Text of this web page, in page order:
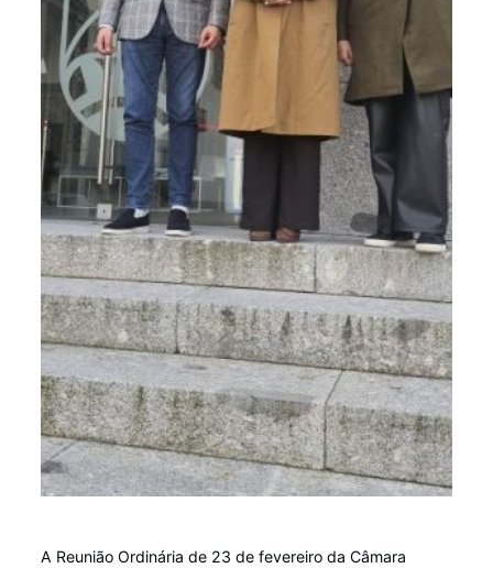
A Reunião Ordinária de 23 de fevereiro da Câmara